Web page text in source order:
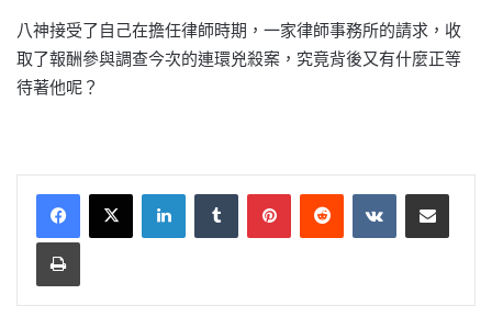
八神接受了自己在擔任律師時期，一家律師事務所的請求，收
取了報酬參與調查今次的連環兇殺案，究竟背後又有什麼正等
待著他呢？
LinkedInTumblr PinterestReddit VKontakteShare via Email
Print